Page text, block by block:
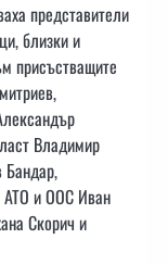
представители
близки и
присъстващите
Владимир
Бандар,
АТО и ООС Иван
Скорич и